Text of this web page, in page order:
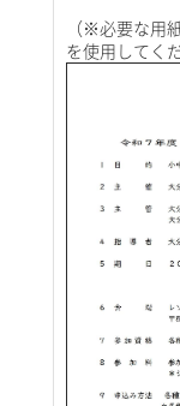
（※必要な用
を使用してく